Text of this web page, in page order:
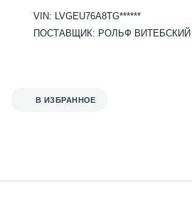
VIN: LVGEU76A8TG******
ПОСТАВЩИК: РОЛЬФ ВИТЕБСКИЙ
В ИЗБРАННОЕ